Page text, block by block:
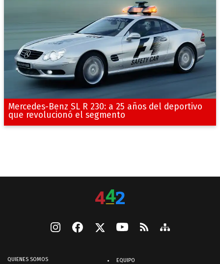
Mercedes-Benz SL R 230: a 25 años del deportivo
que revolucionó el segmento
QUIENES SOMOS EQUIPO